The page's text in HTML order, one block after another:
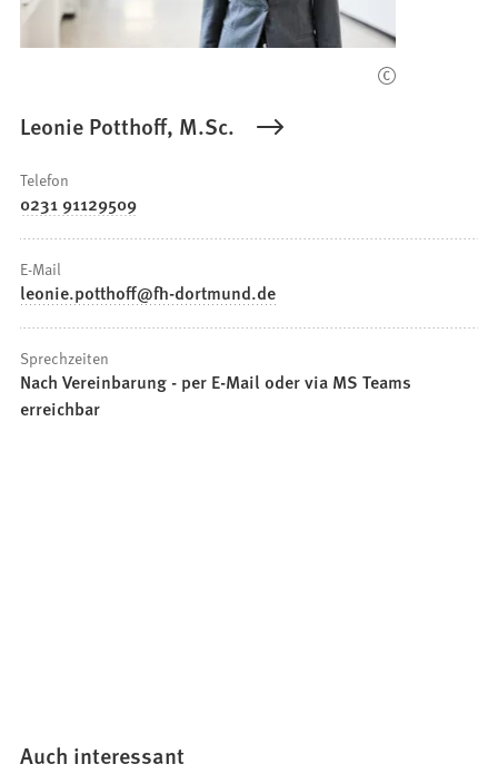
)
Leonie Potthoff, M.Sc.
Telefon
0231 91129509
E-Mail
leonie.potthoff fh-dortmund de
Sprechzeiten
Nach Vereinbarung - per E-Mail oder via MS Teams
erreichbar
Auch interessant